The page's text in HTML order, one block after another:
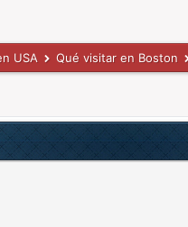
USA Qué visitar en Boston